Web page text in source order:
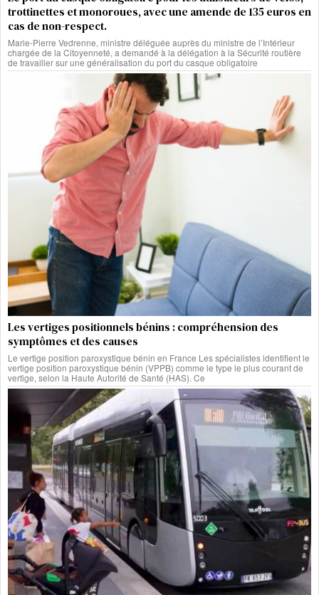
trottinettes et monoroues, avec une amende de 135 euros en
cas de non-respect.
Marie-Pierre Vedrenne, ministre déléguée auprès du ministre de l’Intérieur
chargée de la Citoyenneté, a demandé à la délégation à la Sécurité routière
de travailler sur une généralisation du port du casque obligatoire
Les vertiges positionnels bénins : compréhension des
symptômes et des causes
Le vertige position paroxystique bénin en France Les spécialistes identifient le
vertige position paroxystique bénin (VPPB) comme le type le plus courant de
vertige, selon la Haute Autorité de Santé (HAS). Ce